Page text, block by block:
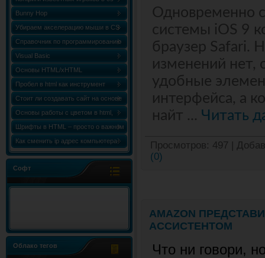
Bunny Hop
Убираем акселерацию мыши в CS
Справочник по программированию
«Сборник статей по C++ (C++
World)»
Visual Basic
Основы HTML/xHTML
Пробел в html как инструмент
форматирования
Стоит ли создавать сайт на основе
html шаблона?
Основы работы с цветом в html,
таблица и коды цветов
Шрифты в HTML – просто о важном
Как сменить ip адрес компьютера
Windows 7
Софт
Облако тегов
Одновременно
системы iOS 9
браузер Safari.
изменений нет,
удобные
интерфейса, а
найт ... Читать
Просмотров: 497
(0)
AMAZON
АССИСТЕНТОМ
Что ни говори,